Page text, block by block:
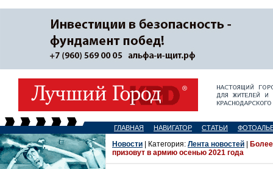
ГЛАВНАЯ НАВИГАТОР СТАТЬИ
Новости | Категория: Лента новостей
призовут в армию осенью 2021 года